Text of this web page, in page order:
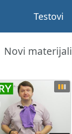
Testovi
Novi materijali